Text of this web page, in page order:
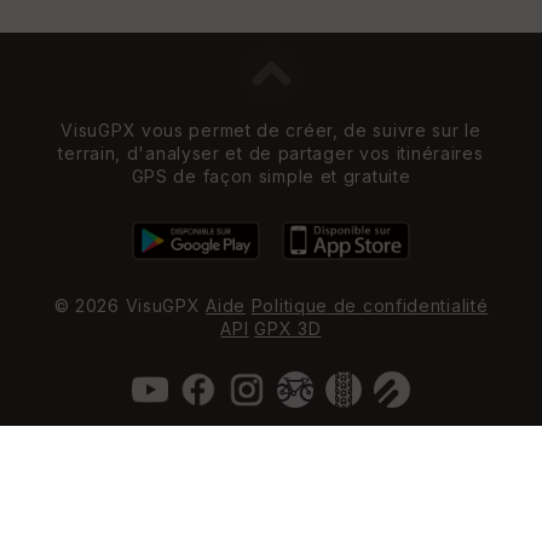
VisuGPX vous permet de créer, de suivre sur le
terrain, d'analyser et de partager vos itinéraires
GPS de façon simple et gratuite
© 2026 VisuGPX Aide Politique de confidentialité
API GPX 3D